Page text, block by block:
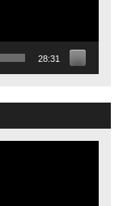
28:31